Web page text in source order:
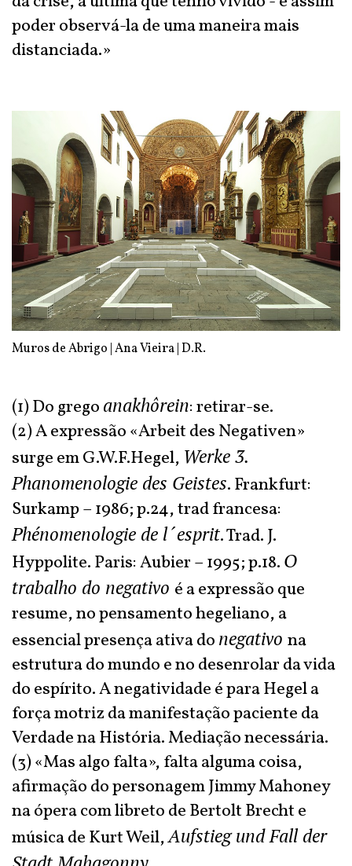
poder observá-la de uma maneira mais
distanciada.»
Muros de Abrigo | Ana Vieira | D.R.
(1) Do gregoanakhôrein: retirar-se.
(2) A expressão «Arbeit des Negativen»
surge em G.W.F.Hegel, Werke 3.
Phanomenologie des Geistes. Frankfurt:
Surkamp – 1986; p.24, trad francesa:
Phénomenologie de l´esprit. Trad. J.
Hyppolite. Paris: Aubier – 1995; p.18.O
trabalho do negativo é a expressão que
resume, no pensamento hegeliano, a
essencial presença ativa donegativo na
estrutura do mundo e no desenrolar da vida
do espírito. A negatividade é para Hegel a
força motriz da manifestação paciente da
Verdade na História. Mediação necessária.
(3) «Mas algo falta», falta alguma coisa,
afirmação do personagem Jimmy Mahoney
na ópera com libreto de Bertolt Brecht e
música de Kurt Weil,Aufstieg und Fall der